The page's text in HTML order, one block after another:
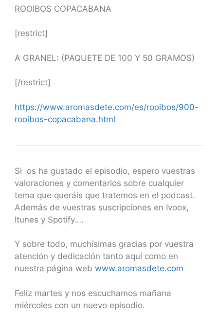
ROOIBOS COPACABANA
[restrict]
A GRANEL: (PAQUETE DE 100 Y 50 GRAMOS)
[/restrict]
https://www.aromasdete.com/es/rooibos/900-
rooibos-copacabana.html
Si os ha gustado el episodio, espero vuestras
valoraciones y comentarios sobre cualquier
tema que queráis que tratemos en el podcast.
Además de vuestras suscripciones en Ivoox,
Itunes y Spotify….
Y sobre todo, muchísimas gracias por vuestra
atención y dedicación tanto aquí como en
nuestra página web www.aromasdete.com
Feliz martes y nos escuchamos mañana
miércoles con un nuevo episodio.